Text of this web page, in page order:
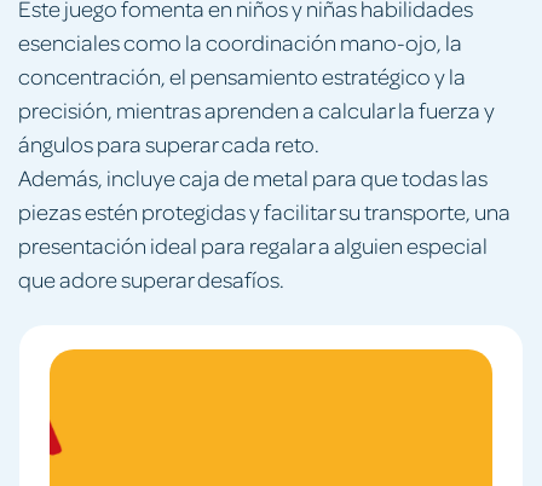
Este juego fomenta en niños y niñas habilidades
esenciales como la coordinación mano-ojo, la
concentración, el pensamiento estratégico y la
precisión, mientras aprenden a calcular la fuerza y
ángulos para superar cada reto.
Además, incluye caja de metal para que todas las
piezas estén protegidas y facilitar su transporte, una
presentación ideal para regalar a alguien especial
que adore superar desafíos.